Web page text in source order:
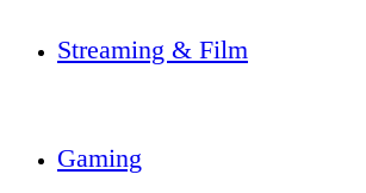
Streaming & Film
Gaming